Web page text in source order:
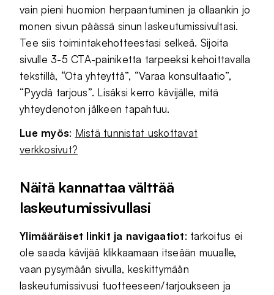
vain pieni huomion herpaantuminen ja ollaankin jo
monen sivun päässä sinun laskeutumissivultasi.
Tee siis toimintakehotteestasi selkeä. Sijoita
sivulle 3-5 CTA-painiketta tarpeeksi kehoittavalla
tekstillä, “Ota yhteyttä”, “Varaa konsultaatio”,
“Pyydä tarjous”. Lisäksi kerro kävijälle, mitä
yhteydenoton jälkeen tapahtuu.
Lue myös: Mistä tunnistat uskottavat
verkkosivut?
Näitä kannattaa välttää
laskeutumissivullasi
Ylimääräiset linkit ja navigaatiot: tarkoitus ei
ole saada kävijää klikkaamaan itseään muualle,
vaan pysymään sivulla, keskittymään
laskeutumissivusi tuotteeseen/tarjoukseen ja